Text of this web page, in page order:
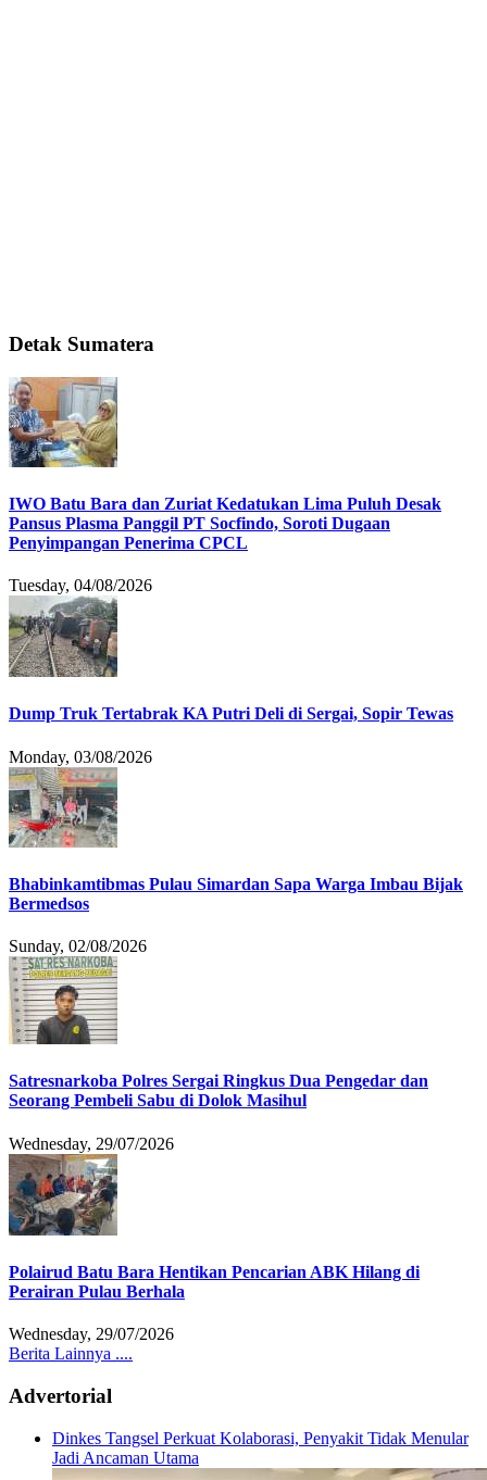
Detak Sumatera
IWO Batu Bara dan Zuriat Kedatukan Lima Puluh Desak
Pansus Plasma Panggil PT Socfindo, Soroti Dugaan
Penyimpangan Penerima CPCL
Tuesday, 04/08/2026
Dump Truk Tertabrak KA Putri Deli di Sergai, Sopir Tewas
Monday, 03/08/2026
Bhabinkamtibmas Pulau Simardan Sapa Warga Imbau Bijak
Bermedsos
Sunday, 02/08/2026
Satresnarkoba Polres Sergai Ringkus Dua Pengedar dan
Seorang Pembeli Sabu di Dolok Masihul
Wednesday, 29/07/2026
Polairud Batu Bara Hentikan Pencarian ABK Hilang di
Perairan Pulau Berhala
Wednesday, 29/07/2026
Berita Lainnya ....
Advertorial
Dinkes Tangsel Perkuat Kolaborasi, Penyakit Tidak Menular
Jadi Ancaman Utama